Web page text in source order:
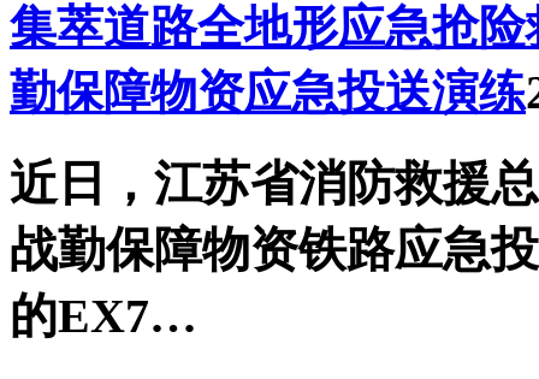
集萃道路全地形应急抢
勤保障物资应急投送演练
近日，江苏省消防救援
战勤保障物资铁路应急
的EX7…